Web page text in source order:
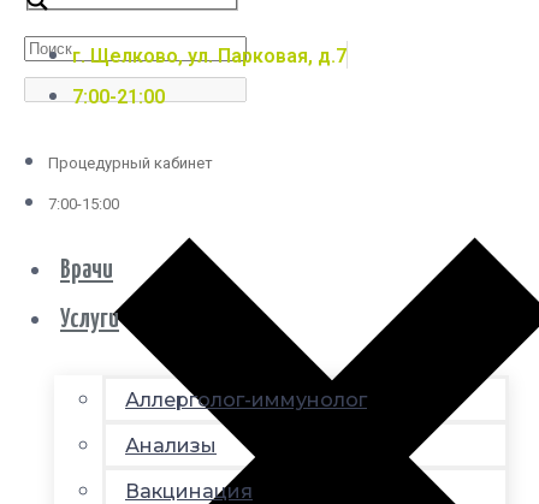
г. Щелково, ул. Парковая, д.7
7:00-21:00
Процедурный кабинет
7:00-15:00
Врачи
Услуги
Аллерголог-иммунолог
Анализы
Вакцинация